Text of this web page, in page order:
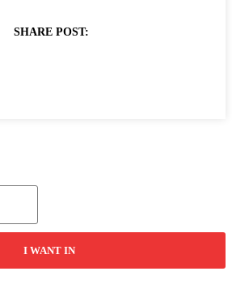
SHARE POST:
I WANT IN